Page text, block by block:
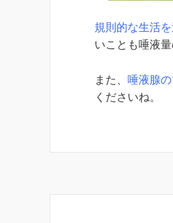
規則的な生活
いことも唾液
また、 唾液腺
くださいね。